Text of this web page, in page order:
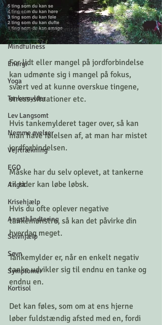
Sårbar
Selvkærlig og selvomsorg
Mindfulness
Energi
Yoga
Tankemylder
Lev Langsomt
Nemme øvelser
Vejrtrækning
EGO
Angst
Krisehjælp
Angsthåndtering
Selvhjælp
Søvn
Symptomer
Kortisol
For lidt eller mangel på jordforbindelse
kan udmønte sig i mangel på fokus,
svært ved at kunne overskue tingene,
stress-situationer etc.
Hvis tankemylderet tager over, så kan
man have følelsen af, at man har mistet
jordforbindelsen.
Måske har du selv oplevet, at tankerne
til tider kan løbe løbsk.
Hvis du ofte oplever negative
tankemønstre, så kan det påvirke din
hverdag meget.
Tankemylder er, når en enkelt negativ
tanke udvikler sig til endnu en tanke og
endnu en.
Det kan føles, som om at ens hjerne
løber fuldstændig afsted med en, fordi